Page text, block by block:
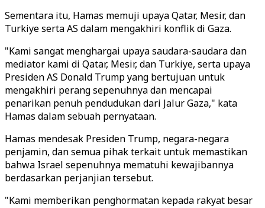
Sementara itu, Hamas memuji upaya Qatar, Mesir, dan
Turkiye serta AS dalam mengakhiri konflik di Gaza.
"Kami sangat menghargai upaya saudara-saudara dan
mediator kami di Qatar, Mesir, dan Turkiye, serta upaya
Presiden AS Donald Trump yang bertujuan untuk
mengakhiri perang sepenuhnya dan mencapai
penarikan penuh pendudukan dari Jalur Gaza," kata
Hamas dalam sebuah pernyataan.
Hamas mendesak Presiden Trump, negara-negara
penjamin, dan semua pihak terkait untuk memastikan
bahwa Israel sepenuhnya mematuhi kewajibannya
berdasarkan perjanjian tersebut.
"Kami memberikan penghormatan kepada rakyat besar